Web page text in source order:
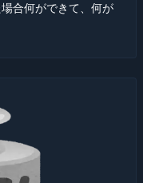
合何ができて、何が